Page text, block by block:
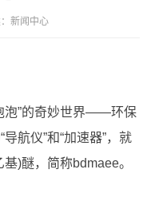
新闻中心
泡”的奇妙世界——环保
航仪”和“加速器”，就
)醚，简称bdmaee。